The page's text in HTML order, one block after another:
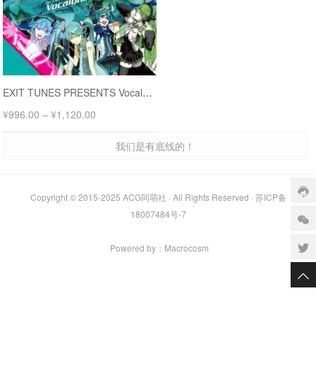
EXIT TUNES PRESENTS Vocalohistory 完全限定生产盘 feat.初音未来
¥996.00 –¥1,120.00
我们是有底线的！
Copyright © 2015-2025 ACG同萌社 · All Rights Reserved · 苏ICP备
18007484号-7
Powered by： Macrocosm️